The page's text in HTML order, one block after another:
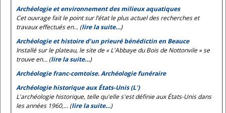
Archéologie et environnement des milieux aquatiques
Cet ouvrage fait le point sur l’état le plus actuel des recherches et
travaux effectués en... (lire la suite…)
Archéologie et histoire d’un prieuré bénédictin en Beauce
Installé sur le plateau, le site de « L'Abbaye du Bois de Nottonvile » se
trouve en... (lire la suite…)
Archéologie franc-comtoise. Archéologie funéraire
Archéologie historique aux États-Unis (L’)
L'archéologie historique, telle qu'elle s'est définie aux États-Unis dans
les années 1960,... (lire la suite…)